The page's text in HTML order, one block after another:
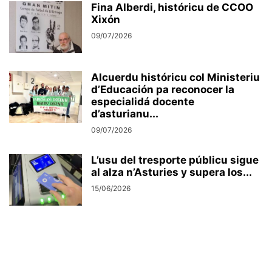
Fina Alberdi, históricu de CCOO
Xixón
09/07/2026
Alcuerdu históricu col Ministeriu
d’Educación pa reconocer la
especialidá docente
d’asturianu...
09/07/2026
L’usu del tresporte públicu sigue
al alza n’Asturies y supera los...
15/06/2026